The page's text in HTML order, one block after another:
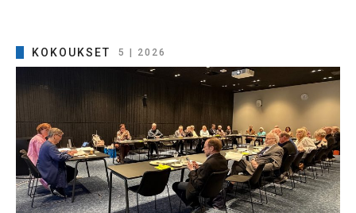
KOKOUKSET 5 | 2026